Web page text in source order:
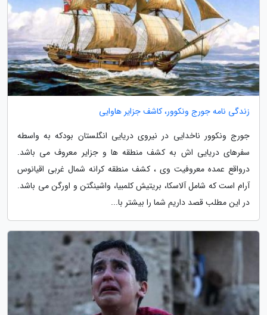
زندگی نامه جورج ونکوور، کاشف جزایر هاوایی
جورج ونکوور ناخدایی در نیروی دریایی انگلستان بودکه به واسطه
سفرهای دریایی اش به کشف منطقه ها و جزایر معروف می باشد.
درواقع عمده معروفیت وی ، کشف منطقه کرانه شمال غربی اقیانوس
آرام است که شامل آلاسکا، بریتیش کلمبیا، واشینگتن و اورگن می باشد.
در این مطلب قصد داریم شما را بیشتر با...